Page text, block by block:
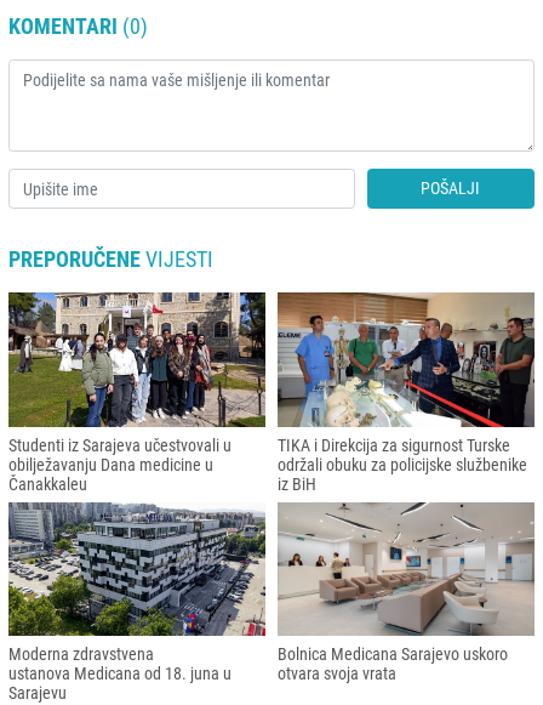
KOMENTARI (0)
POŠALJI
PREPORUČENEVIJESTI
Studenti iz Sarajeva učestvovali u
obilježavanju Dana medicine u
Čanakkaleu
TIKA i Direkcija za sigurnost Turske
održali obuku za policijske službenike
iz BiH
Moderna zdravstvena
ustanova Medicana od 18. juna u
Sarajevu
Bolnica Medicana Sarajevo uskoro
otvara svoja vrata